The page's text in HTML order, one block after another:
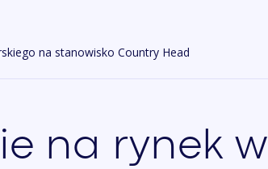
na stanowisko Country Head
na rynek w